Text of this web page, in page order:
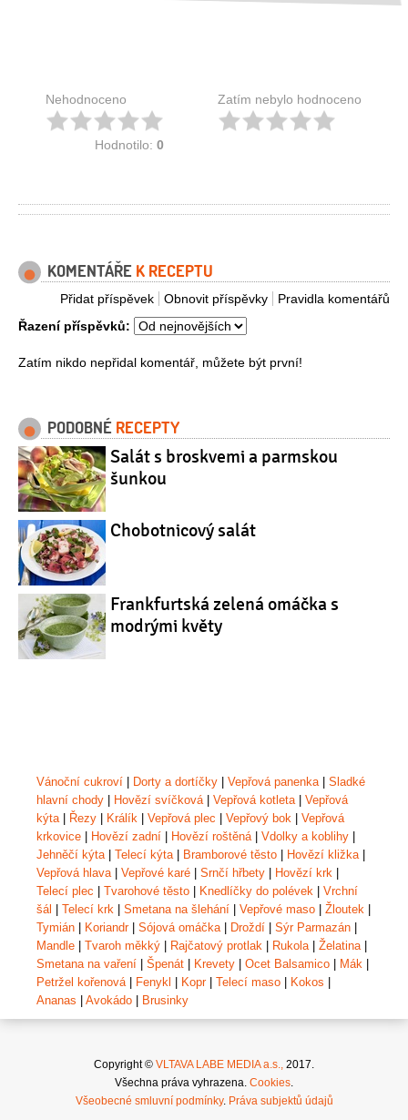
Nehodnoceno
Hodnotilo: 0
Zatím nebylo hodnoceno
KOMENTÁŘE K RECEPTU
Pravidla komentářů
Obnovit příspěvky
Přidat příspěvek
Řazení příspěvků:
Zatím nikdo nepřidal komentář, můžete být první!
PODOBNÉ RECEPTY
Salát s broskvemi a parmskou
šunkou
Chobotnicový salát
Frankfurtská zelená omáčka s
modrými květy
Vánoční cukroví | Dorty a dortíčky | Vepřová panenka | Sladké
hlavní chody | Hovězí svíčková | Vepřová kotleta | Vepřová
kýta | Řezy | Králík | Vepřová plec | Vepřový bok | Vepřová
krkovice | Hovězí zadní | Hovězí roštěná | Vdolky a koblihy |
Jehněčí kýta | Telecí kýta | Bramborové těsto | Hovězí kližka |
Vepřová hlava | Vepřové karé | Srnčí hřbety | Hovězí krk |
Telecí plec | Tvarohové těsto | Knedlíčky do polévek | Vrchní
šál | Telecí krk | Smetana na šlehání | Vepřové maso | Žloutek |
Tymián | Koriandr| Sójová omáčka | Droždí | Sýr Parmazán |
Mandle | Tvaroh měkký | Rajčatový protlak | Rukola | Želatina |
Smetana na vaření | Špenát | Krevety | Ocet Balsamico | Mák |
Petržel kořenová | Fenykl | Kopr| Telecí maso | Kokos |
Ananas | Avokádo | Brusinky
Copyright © VLTAVA LABE MEDIA a.s.,
2017.
Všechna práva vyhrazena. Cookies
Všeobecné smluvní podmínky. Práva subjektů údajů